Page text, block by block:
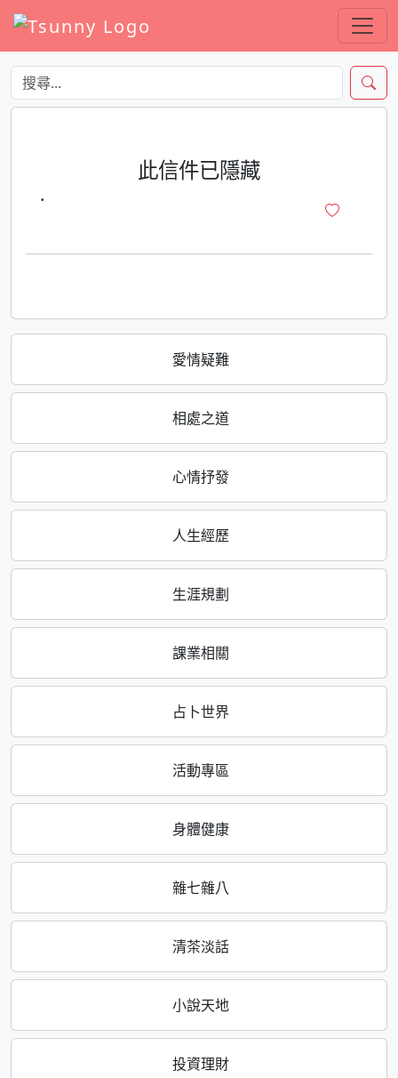
愛情疑難
相處之道
心情抒發
人生經歷
生涯規劃
課業相關
占卜世界
活動專區
身體健康
雜七雜八
清茶淡話
小說天地
投資理財
此信件已隱藏
·